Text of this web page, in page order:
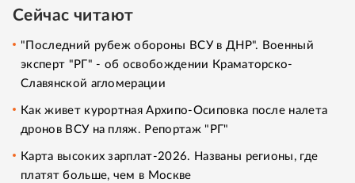
Сейчас читают
"Последний рубеж обороны ВСУ в ДНР". Военный
эксперт "РГ" - об освобождении Краматорско-
Славянской агломерации
Как живет курортная Архипо-Осиповка после налета
дронов ВСУ на пляж. Репортаж "РГ"
Карта высоких зарплат-2026. Названы регионы, где
платят больше, чем в Москве